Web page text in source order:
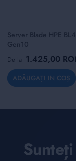
Server Blade HPE
Gen10
De la 1.425,00
ADĂUGAȚI IN COȘ